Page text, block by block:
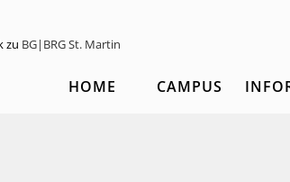
zu BG|BRG St. Martin
HOME CAMPUS